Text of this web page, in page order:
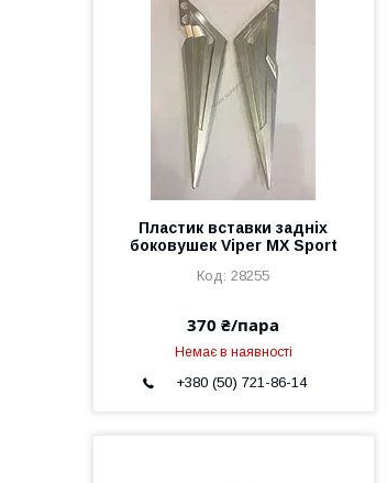
Пластик вставки задніх
боковушек Viper MX Sport
28255
370 ₴/пара
Немає в наявності
+380 (50) 721-86-14